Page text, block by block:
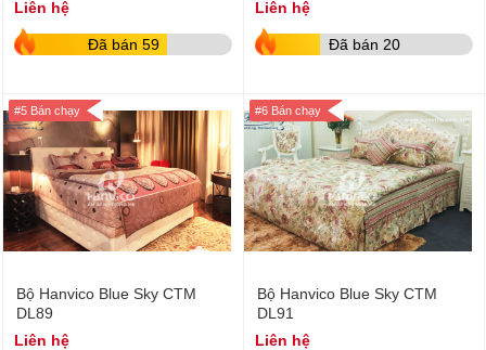
Liên hệ
Đã bán 59
Liên hệ
Đã bán 20
#5 Bán chạy
Bộ Hanvico Blue Sky CTM
DL89
Liên hệ
#6 Bán chạy
Bộ Hanvico Blue Sky CTM
DL91
Liên hệ